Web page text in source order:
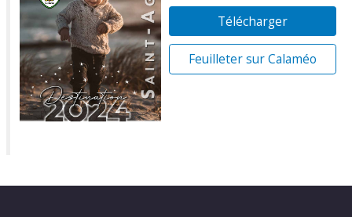
Télécharger
Feuilleter sur Calaméo